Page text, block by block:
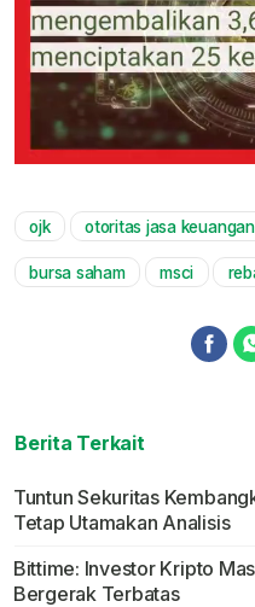
ojk otoritas jasa keuangan
bursa saham msci
Berita Terkait
Tuntun Sekuritas
Tetap Utamakan Analisis
Bittime: Investor Kripto
Bergerak Terbatas